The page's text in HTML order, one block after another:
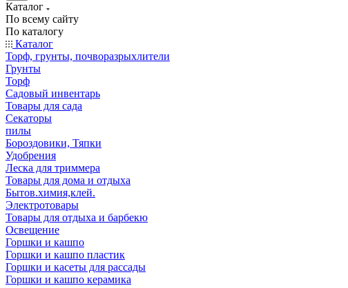
Каталог
По всему сайту
По каталогу
Каталог
Торф, грунты, почворазрыхлители
Грунты
Торф
Садовый инвентарь
Товары для сада
Секаторы
пилы
Бороздовики, Тяпки
Удобрения
Леска для триммера
Товары для дома и отдыха
Бытов.химия,клей.
Электротовары
Товары для отдыха и барбекю
Освещение
Горшки и кашпо
Горшки и кашпо пластик
Горшки и касеты для рассады
Горшки и кашпо керамика